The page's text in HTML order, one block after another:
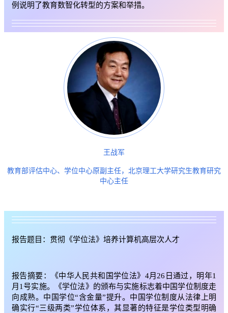
例说明了教育数智化转型的方案和举措。
王战军
教育部评估中心、学位中心原副主任，北京理工大学研究生教育研究
中心主任
报告题目：贯彻《学位法》培养计算机高层次人才
报告摘要：《中华人民共和国学位法》4月26日通过，明年1
月1号实施。《学位法》的颁布与实施标志着中国学位制度走
向成熟。中国学位“含金量”提升。中国学位制度从法律上明
确实行“三级两类”学位体系，其显著的特征是学位类型明确